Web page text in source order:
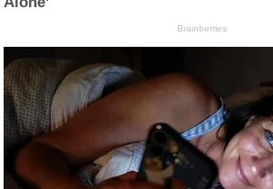
Brainberries